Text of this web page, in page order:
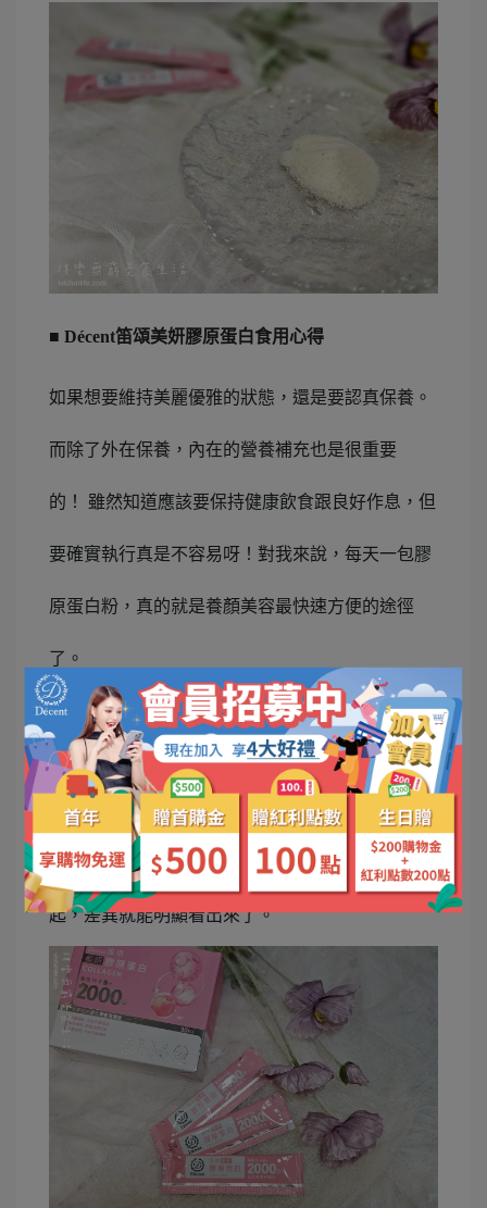
■ Décent笛頌美妍膠原蛋白食用心得
如果想要維持美麗優雅的狀態，還是要認真保養。
而除了外在保養，內在的營養補充也是很重要
的！ 雖然知道應該要保持健康飲食跟良好作息，但
要確實執行真是不容易呀！對我來說，每天一包膠
原蛋白粉，真的就是養顏美容最快速方便的途徑
了。
Décent笛頌美妍膠原蛋白 有效嗎？
有持續吃笛頌美妍膠原蛋白，讓我照鏡子時都心情
很不錯，就連素顏出門都很自在。
但營養補給品真的要長期固定吃。三天捕魚兩天曬
網的話，真的不要期待能看到養顏美容的明顯效果
喔，不要期待吃了一兩包就會容光煥發。保養要持
之以恆。等十幾年後，當你和同年齡的人走在一
起，差異就能明顯看出來了。